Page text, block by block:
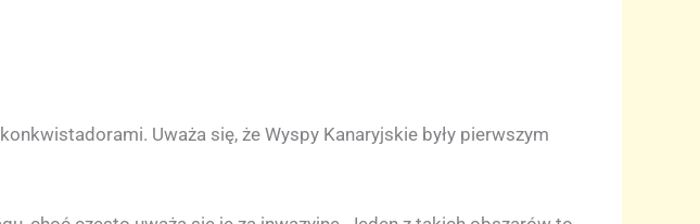
Uważa się, że Wyspy Kanaryjskie były pierwszym